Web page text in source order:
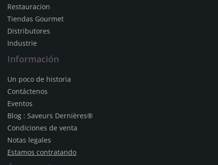
Restauracion
Tiendas Gourmet
Distributores
Industrie
Información
Un poco de historia
Contáctenos
Eventos
Blog : Saveurs Dernières®
Condiciones de venta
Notas legales
Estamos contratando